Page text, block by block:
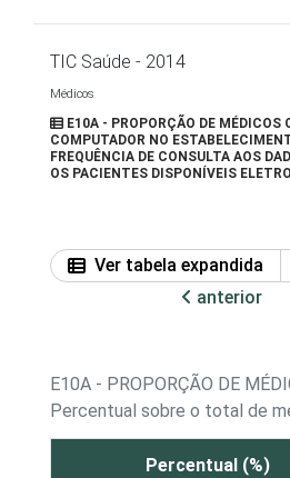
TIC Saúde - 2014
Médicos
E10A - PROPORÇÃO DE MÉDICOS
COMPUTADOR NO
FREQUÊNCIA DE CONSULTA AOS
OS PACIENTES DISPONÍVEIS
Ver tabela expandida
anterior
E10A - PROPORÇÃO DE
Percentual sobre o total de
Percentual (%)